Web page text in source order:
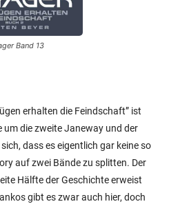
Band 13
erhalten die Feindschaft” ist
um die zweite Janeway und der
dass es eigentlich gar keine so
auf zwei Bände zu splitten. Der
Hälfte der Geschichte erweist
gibt es zwar auch hier, doch